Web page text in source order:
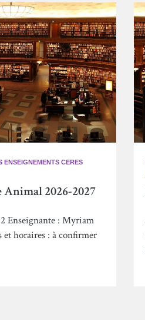
ENSEIGNEMENTS CERES
2026-2027
Enseignante : Myriam
horaires : à confirmer